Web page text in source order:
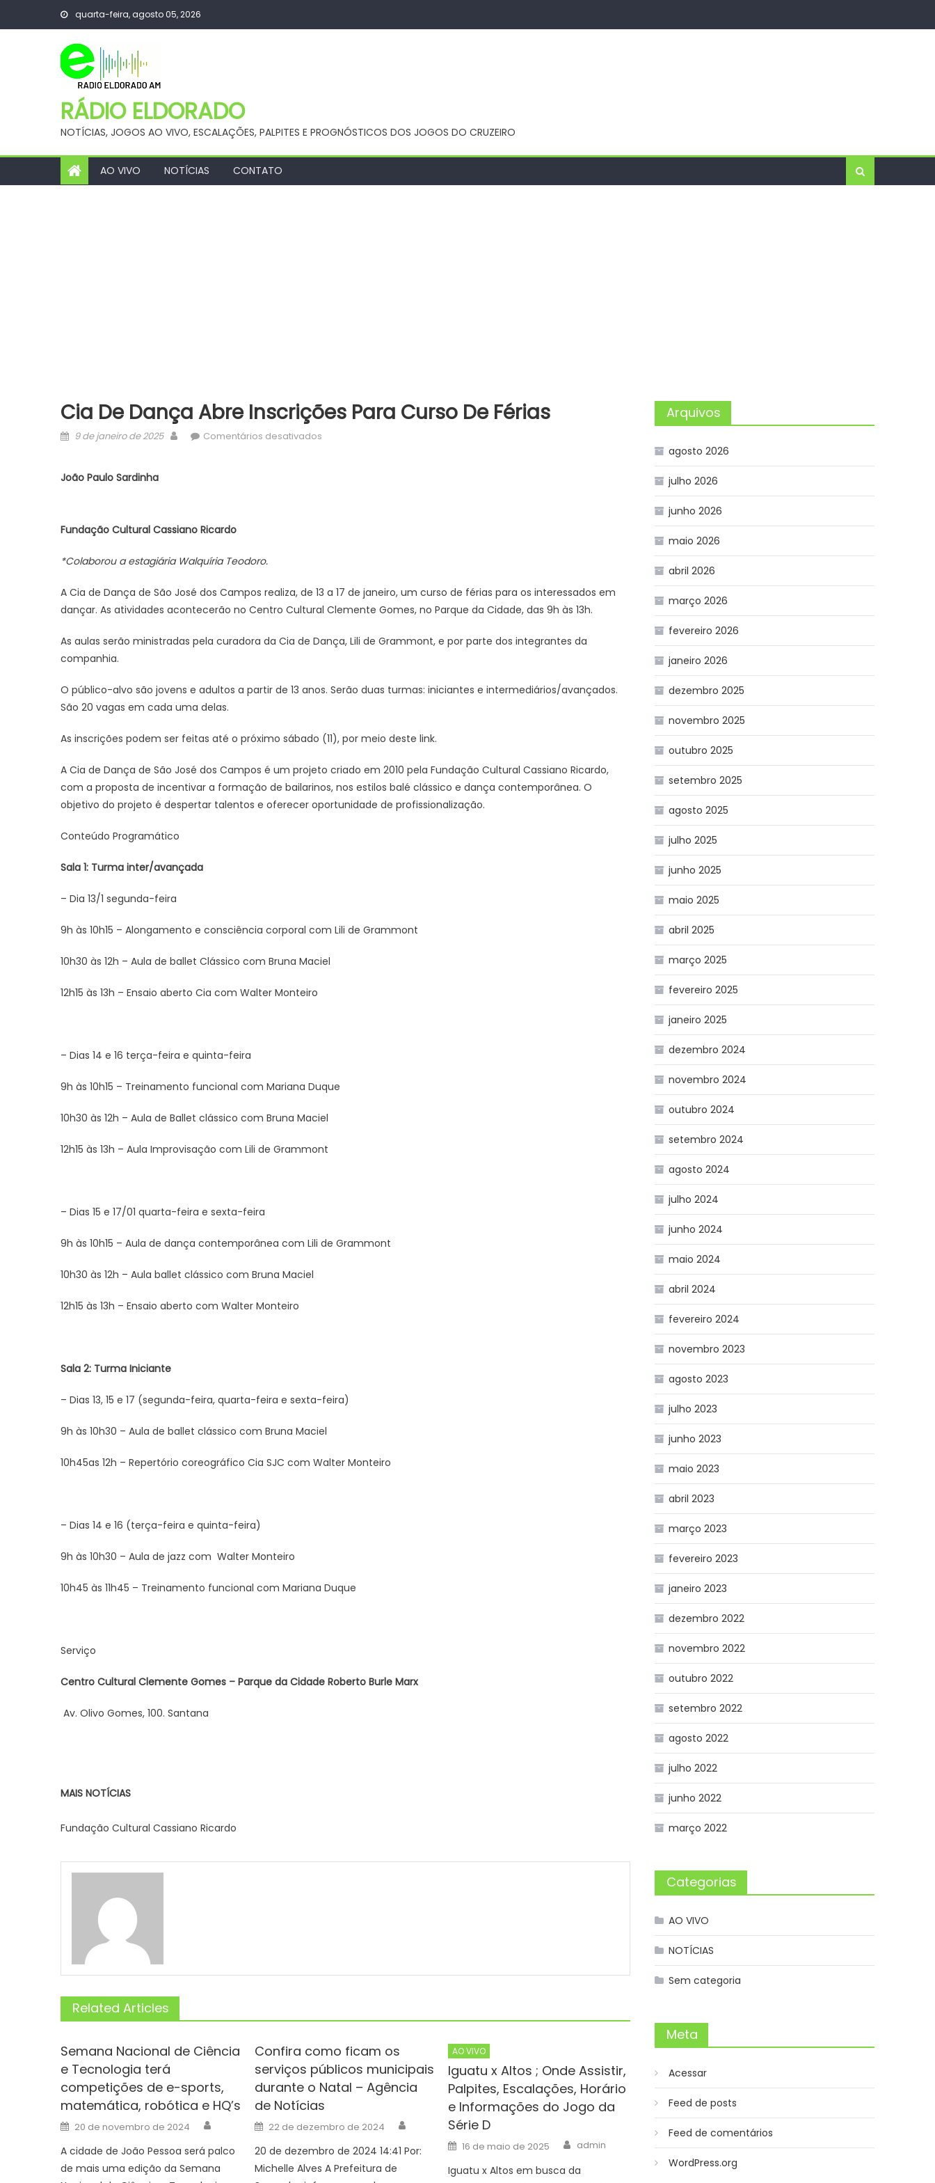
quarta-feira, agosto 05, 2026
RÁDIO ELDORADO
NOTÍCIAS, JOGOS AO VIVO, ESCALAÇÕES, PALPITES E PROGNÓSTICOS DOS JOGOS DO CRUZEIRO
AO VIVO NOTÍCIAS CONTATO
Cia De Dança Abre Inscrições Para Curso De Férias
Posted
9 de janeiro de 2025 AuthorComentários desativados
João Paulo Sardinha
Fundação Cultural Cassiano Ricardo
*Colaborou a estagiária Walquíria Teodoro.
A Cia de Dança de São José dos Campos realiza, de 13 a 17 de janeiro, um curso de férias para os interessados em
dançar. As atividades acontecerão no Centro Cultural Clemente Gomes, no Parque da Cidade, das 9h às 13h.
As aulas serão ministradas pela curadora da Cia de Dança, Lili de Grammont, e por parte dos integrantes da
companhia.
O público-alvo são jovens e adultos a partir de 13 anos. Serão duas turmas: iniciantes e intermediários/avançados.
São 20 vagas em cada uma delas.
As inscrições podem ser feitas até o próximo sábado (11), por meio deste link.
A Cia de Dança de São José dos Campos é um projeto criado em 2010 pela Fundação Cultural Cassiano Ricardo,
com a proposta de incentivar a formação de bailarinos, nos estilos balé clássico e dança contemporânea. O
objetivo do projeto é despertar talentos e oferecer oportunidade de profissionalização.
Conteúdo Programático
Sala 1: Turma inter/avançada
– Dia 13/1 segunda-feira
9h às 10h15 – Alongamento e consciência corporal com Lili de Grammont
10h30 às 12h – Aula de ballet Clássico com Bruna Maciel
12h15 às 13h – Ensaio aberto Cia com Walter Monteiro
– Dias 14 e 16 terça-feira e quinta-feira
9h às 10h15 – Treinamento funcional com Mariana Duque
10h30 às 12h – Aula de Ballet clássico com Bruna Maciel
12h15 às 13h – Aula Improvisação com Lili de Grammont
– Dias 15 e 17/01 quarta-feira e sexta-feira
9h às 10h15 – Aula de dança contemporânea com Lili de Grammont
10h30 às 12h – Aula ballet clássico com Bruna Maciel
12h15 às 13h – Ensaio aberto com Walter Monteiro
Sala 2: Turma Iniciante
– Dias 13, 15 e 17 (segunda-feira, quarta-feira e sexta-feira)
9h às 10h30 – Aula de ballet clássico com Bruna Maciel
10h45as 12h – Repertório coreográfico Cia SJC com Walter Monteiro
– Dias 14 e 16 (terça-feira e quinta-feira)
9h às 10h30 – Aula de jazz com Walter Monteiro
10h45 às 11h45 – Treinamento funcional com Mariana Duque
Serviço
Centro Cultural Clemente Gomes – Parque da Cidade Roberto Burle Marx
Av. Olivo Gomes, 100. Santana
MAIS NOTÍCIAS
Fundação Cultural Cassiano Ricardo
Related Articles
Semana Nacional de Ciência
e Tecnologia terá
competições de e-sports,
matemática, robótica e HQ’s
Posted
on
20 de novembro de 2024
A cidade de João Pessoa será palco
de mais uma edição da Semana
Confira como ficam os
serviços públicos municipais
durante o Natal – Agência
de Notícias
Posted
on
22 de dezembro de 2024
20 de dezembro de 2024 14:41 Por:
Michelle Alves A Prefeitura de
AO VIVO
Iguatu x Altos ; Onde Assistir,
Palpites, Escalações, Horário
e Informações do Jogo da
Série D
Posted
on
16 de maio de 2025 Author
admin
Iguatu x Altos em busca da
Arquivos
agosto 2026
julho 2026
junho 2026
maio 2026
abril 2026
março 2026
fevereiro 2026
janeiro 2026
dezembro 2025
novembro 2025
outubro 2025
setembro 2025
agosto 2025
julho 2025
junho 2025
maio 2025
abril 2025
março 2025
fevereiro 2025
janeiro 2025
dezembro 2024
novembro 2024
outubro 2024
setembro 2024
agosto 2024
julho 2024
junho 2024
maio 2024
abril 2024
fevereiro 2024
novembro 2023
agosto 2023
julho 2023
junho 2023
maio 2023
abril 2023
março 2023
fevereiro 2023
janeiro 2023
dezembro 2022
novembro 2022
outubro 2022
setembro 2022
agosto 2022
julho 2022
junho 2022
março 2022
Categorias
AO VIVO
NOTÍCIAS
Sem categoria
Meta
Acessar
Feed de posts
Feed de comentários
WordPress.org